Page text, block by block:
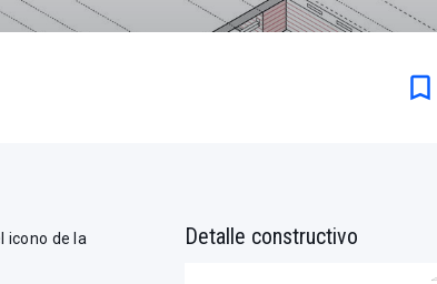
bookmark_border
icono de la
Detalle constructivo